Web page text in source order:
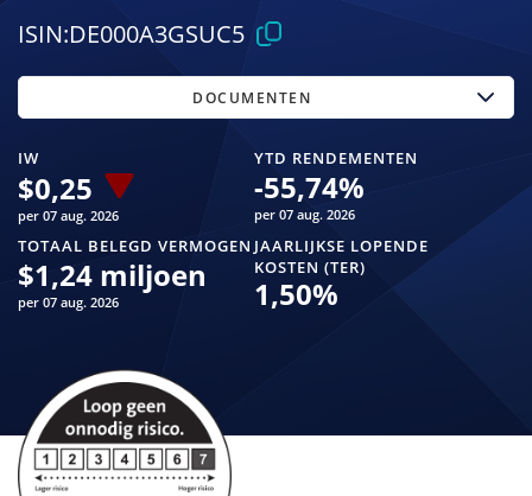
ISIN:DE000A3GSUC5
IW
$0,25
per 07 aug. 2026
YTD RENDEMENTEN
-55,74%
per 07 aug. 2026
TOTAAL BELEGD VERMOGEN
$1,24 miljoen
per 07 aug. 2026
JAARLIJKSE LOPENDE
KOSTEN (TER)
1,50%
DOCUMENTEN